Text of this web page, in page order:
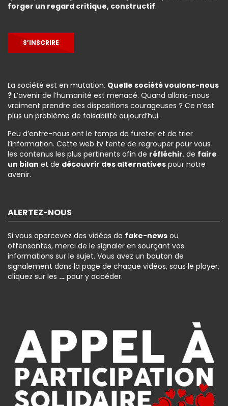
forger un regard critique, constructif.
S’INSCRIRE
La société est en mutation. Quelle société voulons-nous
? L’avenir de l’humanité est menacé. Quand allons-nous
vraiment prendre des dispositions courageuses ? Ce n’est
plus un problème de faisabilité aujourd’hui.
Peu d’entre-nous ont le temps de fureter et de trier
l’information. Cette web tv tente de regrouper pour vous
les contenus les plus pertinents afin de réfléchir, de faire
un bilan et de découvrir des alternatives pour notre
avenir.
ALERTEZ-NOUS
Si vous apercevez des vidéos de fake-news ou
offensantes, merci de le signaler en sourçant vos
informations sur le sujet. Vous avez un bouton de
signalement dans la page de chaque vidéos, sous le player,
cliquez sur les … pour y accéder.